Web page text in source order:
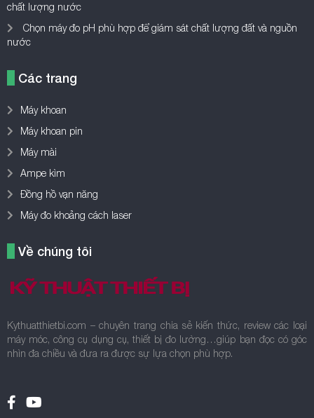
chất lượng nước
Chọn máy đo pH phù hợp để giám sát chất lượng đất và nguồn
nước
Các trang
Máy khoan
Máy khoan pin
Máy mài
Ampe kìm
Đồng hồ vạn năng
Máy đo khoảng cách laser
Về chúng tôi
Kythuatthietbi.com – chuyên trang chia sẻ kiến thức, review các loại
máy móc, công cụ dụng cụ, thiết bị đo lường…giúp bạn đọc có góc
nhìn đa chiều và đưa ra được sự lựa chọn phù hợp.